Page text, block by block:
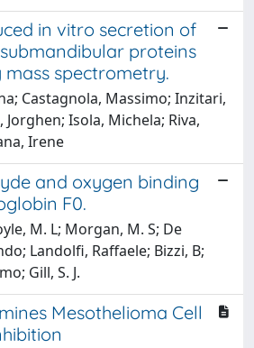
in vitro secretion of
proteins
spectrometry.
Castagnola, Massimo; Inzitari,
Isola, Michela; Riva,
Irene
and oxygen binding
F0.
M. L; Morgan, M. S; De
Landolfi, Raffaele; Bizzi, B;
Gill, S. J.
Mesothelioma Cell